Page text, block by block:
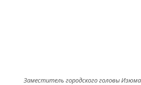
Заместитель городского головы Изюма